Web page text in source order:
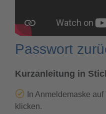
Passwort
Kurzanleitung in
In Anmeldemaske
klicken.